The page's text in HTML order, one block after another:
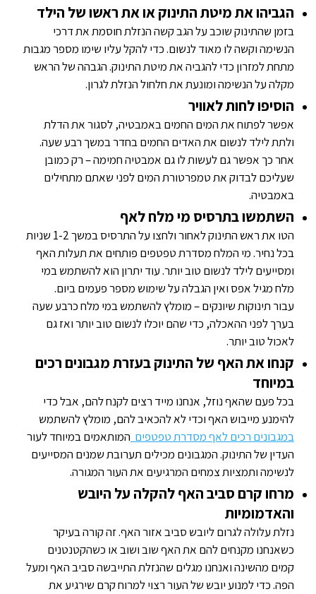
הגביהו את מיטת התינוק או את ראשו של הילד
בזמן שהתינוק שוכב על הגב קשה הנזלת חוסמת את דרכי
הנשימה וקשה לו מאוד לנשום. כדי להקל עליו שימו מספר מגבות
מתחת למזרון כדי להגביה את מיטת התינוק. הגבהה של הראש
מקלה על הנשימה ומונעת את חלחול הנזלת לגרון.
הוסיפו לחות לאוויר
אפשר לפתוח את המים החמים באמבטיה, לסגור את הדלת
ולתת לילד לנשום את האדים החמים בחדר במשך רבע שעה.
אחר כך אפשר גם לעשות לו גם אמבטיה חמימה – רק כמובן
שעליכם לבדוק את טמפרטורת המים לפני שאתם מתחילים
באמבטיה.
השתמשו בתרסיס מי מלח לאף
הטו את ראש התינוק לאחור ולחצו על התרסיס במשך 1-2 שניות
בכל נחיר. מי המלח מסדרת טפטפים פותחים את תעלות האף
ומסייעים לילד לנשום טוב יותר. עוד יתרון הוא להשתמש במי
מלח מגיל אפס ואין הגבלה על שימוש מספר פעמים ביום.
עבור תינוקות שיונקים – מומלץ להשתמש במי מלח כרבע שעה
בערך לפני ההאכלה, כדי שהם יוכלו לנשום טוב יותר ואז גם
לאכול טוב יותר.
קנחו את האף של התינוק בעזרת מגבונים רכים
במיוחד
בכל פעם שהאף נוזל, אנחנו מייד רצים לקנח להם, אבל כדי
להימנע מייבוש האף וכדי לא להכאיב להם, מומלץ להשתמש
במגבונים רכים לאף מסדרת טפטפים המותאמים במיוחד לעור
העדין של התינוק. המגבונים מכילים תערובת שמנים המסייעים
לנשימה ותמציות צמחים המרגיעים את העור המגורה.
מרחו קרם סביב האף להקלה על היובש
והאדמומיות
נזלת עלולה לגרום ליובש סביב אזור האף. זה קורה בעיקר
כשאנחנו מקנחים להם את האף שוב ושוב או כשהקטנטנים
קמים מהשינה ואנחנו מגלים שהנזלת התייבשה סביב האף ומעל
הפה. כדי למנוע יובש של העור רצוי למרוח קרם שירגיע את